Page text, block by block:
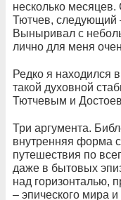
несколько
Тютчев, следующий
Выныривал с
лично для меня
Редко я находился
такой духовной
Тютчевым и
Три аргумента.
внутренняя форма
путешествия по
даже в бытовых
над горизонталью,
– эпического мира